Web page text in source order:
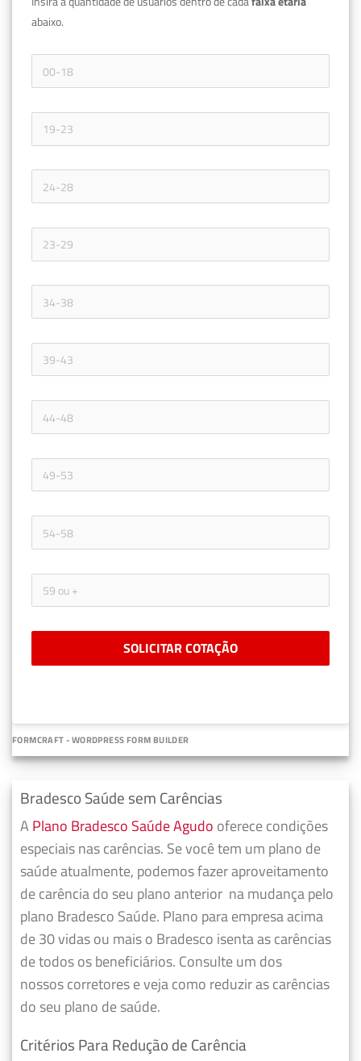
abaixo.
SOLICITAR COTAÇÃO
FORMCRAFT - WORDPRESS FORM BUILDER
Bradesco Saúde sem Carências
A Plano Bradesco Saúde Agudo oferece condições
especiais nas carências. Se você tem um plano de
saúde atualmente, podemos fazeraproveitamento
de carência do seu plano anterior na mudança pelo
plano Bradesco Saúde. Plano para empresa acima
de 30 vidas ou mais o Bradesco isenta as carências
de todos os beneficiários. Consulte um dos
nossos corretores e veja como reduzir as carências
do seu plano de saúde.
Critérios Para Redução de Carência